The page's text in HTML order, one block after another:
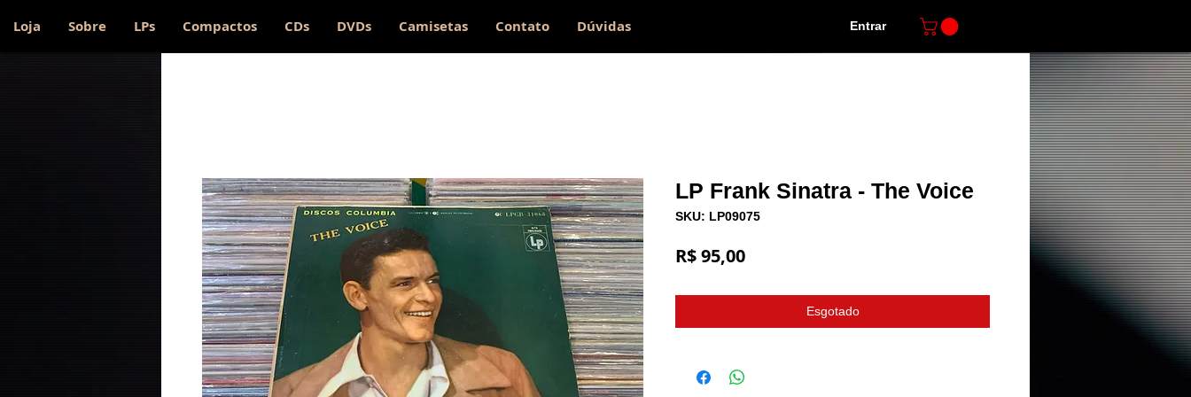
Loja Sobre LPs Compactos CDs DVDs Camisetas Contato Dúvidas Entrar
LP Frank Sinatra - The Voice
SKU: LP09075
R$ 95,00Preço
Esgotado